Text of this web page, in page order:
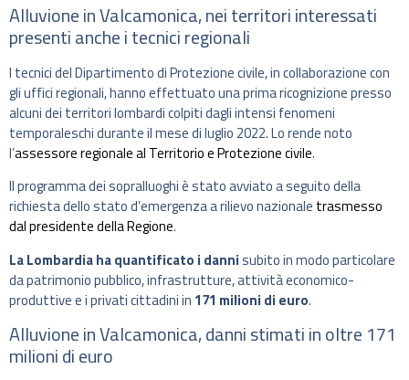
Alluvione in Valcamonica, nei territori interessati
presenti anche i tecnici regionali
I tecnici del Dipartimento di Protezione civile, in collaborazione con
gli uffici regionali, hanno effettuato una prima ricognizione presso
alcuni dei territori lombardi colpiti dagli intensi fenomeni
temporaleschi durante il mese di luglio 2022. Lo rende noto
l’assessore regionale al Territorio e Protezione civile.
Il programma dei sopralluoghi è stato avviato a seguito della
richiesta dello stato d’emergenza a rilievo nazionale trasmesso
dal presidente della Regione.
La Lombardia ha quantificato i dannisubito in modo particolare
da patrimonio pubblico, infrastrutture, attività economico-
produttive e i privati cittadini in 171 milioni di euro.
Alluvione in Valcamonica, danni stimati in oltre 171
milioni di euro